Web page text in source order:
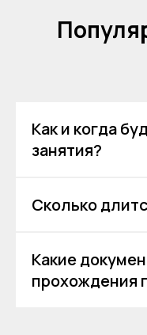
Как и когда
занятия?
Сколько
Какие
прохождения